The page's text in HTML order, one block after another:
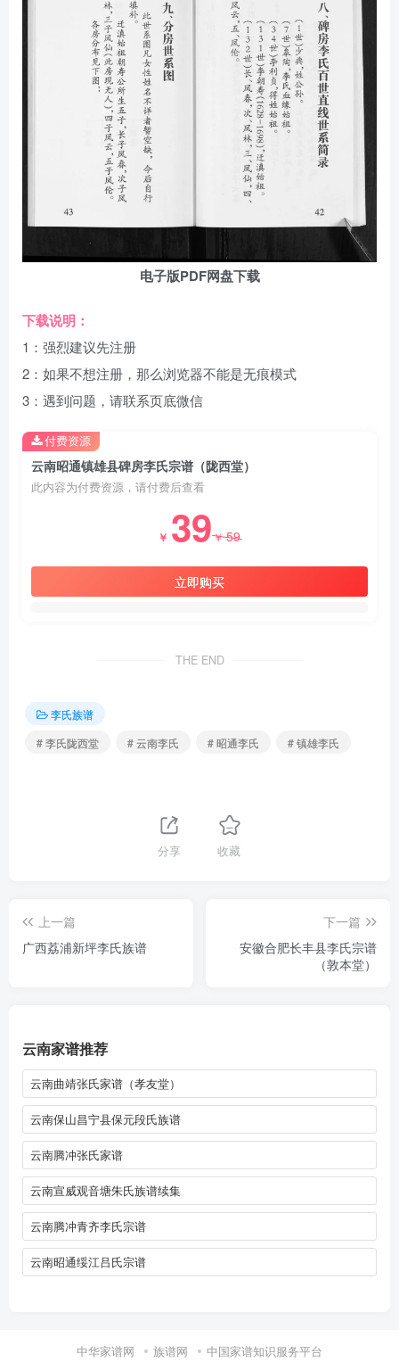
电子版PDF网盘下载
下载说明：
1：强烈建议先注册
2：如果不想注册，那么浏览器不能是无痕模式
3：遇到问题，请联系页底微信
云南昭通镇雄县碑房李氏宗谱（陇西堂）
此内容为付费资源，请付费后查看
￥ 39￥59
立即购买
付费资源
THE END
李氏族谱
# 李氏陇西堂
# 云南李氏 # 昭通李氏 # 镇雄李氏
分享 收藏
上一篇
广西荔浦新坪李氏族谱
下一篇
安徽合肥长丰县李氏宗谱
（敦本堂）
云南家谱推荐
云南曲靖张氏家谱（孝友堂）
云南保山昌宁县保元段氏族谱
云南腾冲张氏家谱
云南宣威观音塘朱氏族谱续集
云南腾冲青齐李氏宗谱
云南昭通绥江吕氏宗谱
中华家谱网 族谱网 中国家谱知识服务平台